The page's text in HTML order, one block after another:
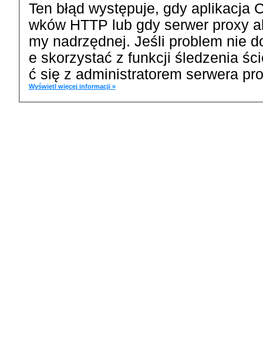
Ten błąd występuje, gdy aplikacja
wków HTTP lub gdy serwer proxy
my nadrzędnej. Jeśli problem nie
e skorzystać z funkcji śledzenia
ć się z administratorem serwera
Wyświetl więcej informacji »